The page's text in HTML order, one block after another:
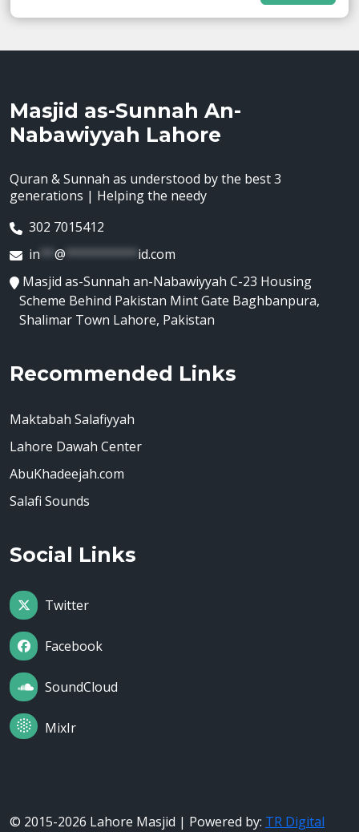
Masjid as-Sunnah An-
Nabawiyyah Lahore
Quran & Sunnah as understood by the best 3
generations | Helping the needy
302 7015412
in ** @ ********** id.com
Masjid as-Sunnah an-Nabawiyyah C-23 Housing
Scheme Behind Pakistan Mint Gate Baghbanpura,
Shalimar Town Lahore, Pakistan
Recommended Links
Maktabah Salafiyyah
Lahore Dawah Center
AbuKhadeejah.com
Salafi Sounds
Social Links
Twitter
Facebook
SoundCloud
MixIr
© 2015-2026 Lahore Masjid | Powered by: TR Digital